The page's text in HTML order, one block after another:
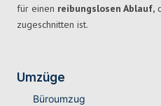
für einen reibungslosen Ablauf,
zugeschnitten ist.
Umzüge
Büroumzug